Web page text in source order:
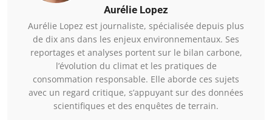
Aurélie Lopez
Aurélie Lopez est journaliste, spécialisée depuis plus
de dix ans dans les enjeux environnementaux. Ses
reportages et analyses portent sur le bilan carbone,
l’évolution du climat et les pratiques de
consommation responsable. Elle aborde ces sujets
avec un regard critique, s’appuyant sur des données
scientifiques et des enquêtes de terrain.